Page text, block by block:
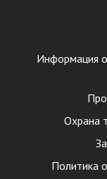
Информация
Охрана
Политика